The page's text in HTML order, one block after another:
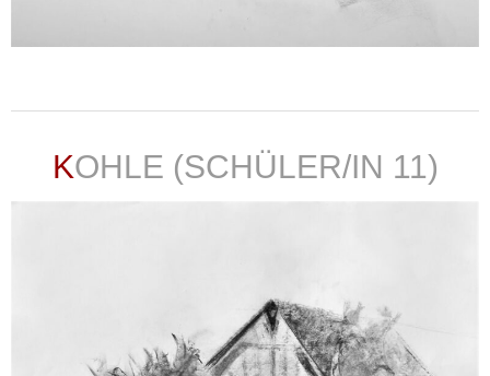
KOHLE (SCHÜLER/IN 11)